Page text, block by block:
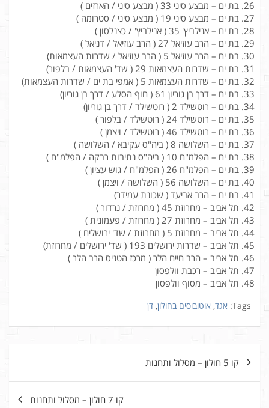
בת ים – מבצע סיני 33 ( מבצע סיני / הארזים )
בת ים – מבצע סיני 19 ( מבצע סיני / סטרומה )
בת ים – אנילביץ' 35 ( אנילביץ' / כצנלסון )
בת ים – הרב עוזיאל 27 ( הרב עוזיאל / דניאל )
בת ים – הרב עוזיאל 5 ( הרב עוזיאל / שדרות העצמאות)
בת ים – שדרות העצמאות 29 ( שד' העצמאות / בלפור)
בת ים – שדרות העצמאות 5 ( אמפי בת ים / שדרות העצמאות)
בת ים – דרך בן גוריון 61 ( חוף הסלע / דרך בן גוריון)
בת ים – רוטשילד 2 ( רוטשילד / דרך בן גוריון)
בת ים – רוטשילד 24 ( רוטשילד / בלפור )
בת ים – רוטשילד 46 ( רוטשילד / ויצמן )
בת ים – השלושה 8 ( ביה"ס עקיבא / השלושה )
בת ים – הפלמ"ח 10 ( ביה"ס נתיבות רבקה / הפלמ"ח )
בת ים – הפלמ"ח 26 ( הפלמ"ח / גוש עציון )
בת ים – השלושה 56 ( השלושה / ויצמן )
בת ים – הרב אביעד ( שכונת עמידר)
תל אביב – מחרוזת 45 ( מחרוזת / נרדור )
תל אביב – מחרוזת 27 ( מחרוזת / פעמונית )
תל אביב – מחרוזת 5 ( מחרוזת / שד' ירושלים )
תל אביב – שדרות ירושלים 193 ( שד' ירושלים / מחרוזת)
תל אביב – הרב חיים הלר ( מרכז הטניס הרב הלר )
תל אביב – רכבת וולפסון
תל אביב – מסוף וולפסון
Tags: אגד, אוטובוסים בחולון, דן
קו 5 חולון – מסלול ותחנות
קו 7 חולון – מסלול ותחנות